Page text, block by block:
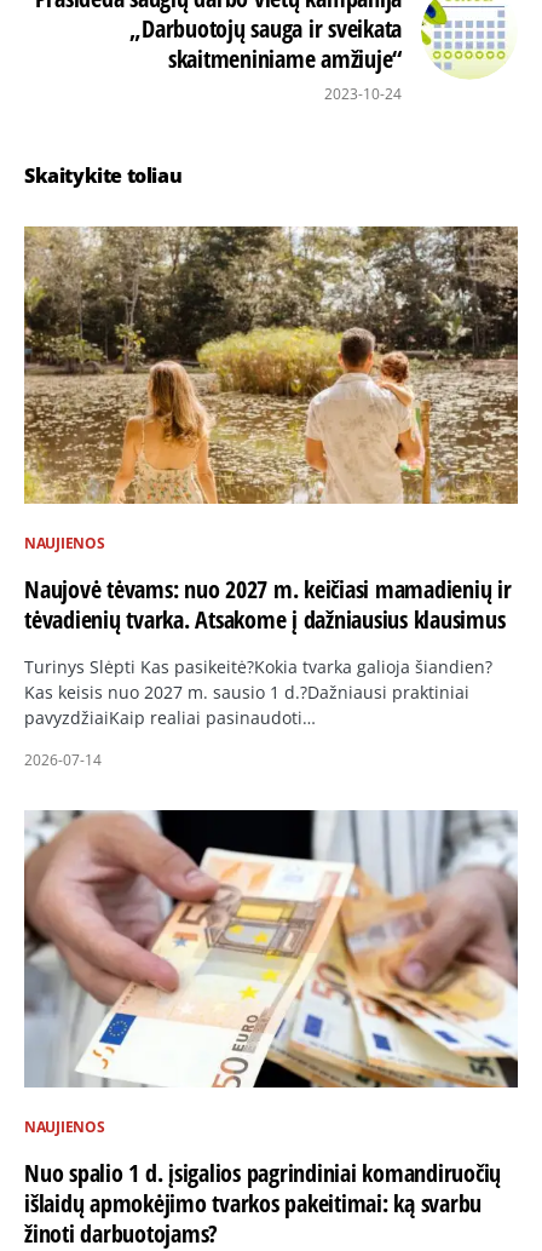
„Darbuotojų sauga ir sveikata
skaitmeniniame amžiuje“
2023-10-24
Skaitykite toliau
NAUJIENOS
Naujovė tėvams: nuo 2027 m. keičiasi mamadienių ir
tėvadienių tvarka. Atsakome į dažniausius klausimus
Turinys Slėpti Kas pasikeitė?Kokia tvarka galioja šiandien?
Kas keisis nuo 2027 m. sausio 1 d.?Dažniausi praktiniai
pavyzdžiaiKaip realiai pasinaudoti…
2026-07-14
NAUJIENOS
Nuo spalio 1 d. įsigalios pagrindiniai komandiruočių
išlaidų apmokėjimo tvarkos pakeitimai: ką svarbu
žinoti darbuotojams?